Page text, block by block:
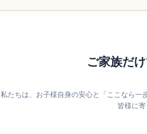
ご家族だ
私たちは、お子様自身の安心と「ここなら
皆様に